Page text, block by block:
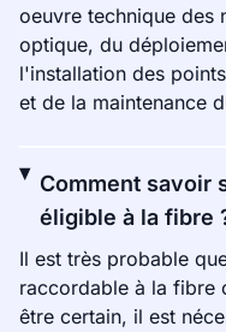
oeuvre technique des
optique, du
l'installation des
et de la maintenance
Comment savoir
éligible à la fibre
Il est très probable
raccordable à la fibre
être certain, il est